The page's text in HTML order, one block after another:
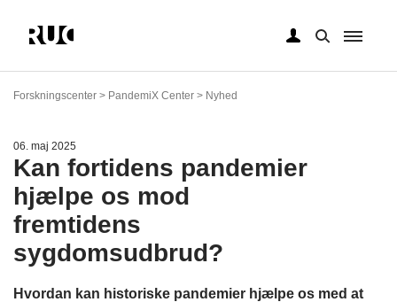
hovedindhold
Forskningscenter > PandemiX Center > Nyhed
06. maj 2025
Kan fortidens pandemier
hjælpe os mod
fremtidens
sygdomsudbrud?
Hvordan kan historiske pandemier hjælpe os med at